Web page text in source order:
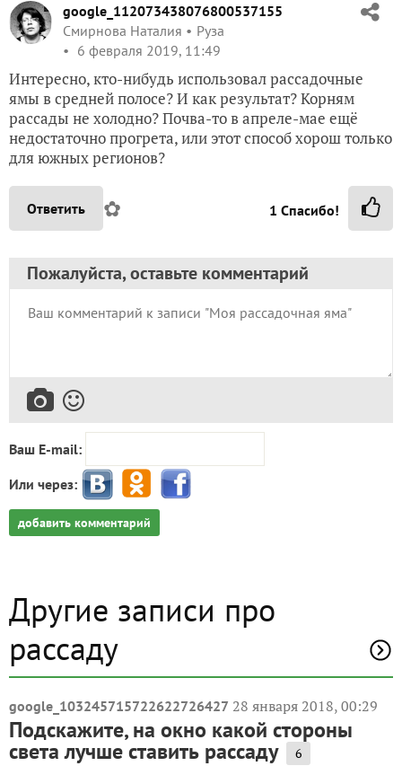
google_112073438076800537155
Смирнова Наталия
Руза
6 февраля 2019, 11:49
Интересно, кто-нибудь использовал рассадочные
ямы в средней полосе? И как результат? Корням
рассады не холодно? Почва-то в апреле-мае ещё
недостаточно прогрета, или этот способ хорош только
для южных регионов?
Ответить ✿ 1 Спасибо!
Пожалуйста, оставьте комментарий
Ваш E-mail:
Или через:
добавить комментарий
Другие записи про
рассаду
google_103245715722622726427 28 января 2018, 00:29
Подскажите, на окно какой стороны
света лучше ставить рассаду 6